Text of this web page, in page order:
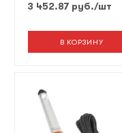
3 452.87 руб./шт
В КОРЗИНУ